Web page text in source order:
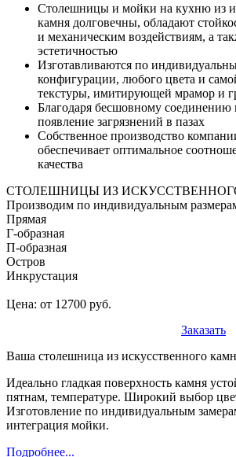
Столешницы и мойки на кухню из
камня долговечны, обладают
и механическим воздействиям, а
эстетичностью
Изготавливаются по
конфигурации, любого цвета и
текстуры, имитирующей мрамор и
Благодаря бесшовному
появление загрязнений в пазах
Собственное производство
обеспечивает оптимальное
качества
СТОЛЕШНИЦЫ ИЗ
Производим по индивидуальным
Прямая
Г-образная
П-образная
Остров
Инкрустация
Цена: от 12700 руб.
Заказать
Ваша столешница из искусственного
Идеально гладкая поверхность камня
пятнам, температуре. Широкий выбор
Изготовление по индивидуальным
интеграция мойки.
Подробнее...